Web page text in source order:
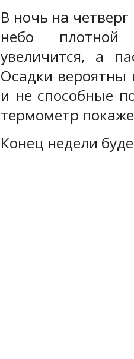
В ночь на
небо плотной
увеличится, а
Осадки вероятны
и не способные
термометр
Конец недели